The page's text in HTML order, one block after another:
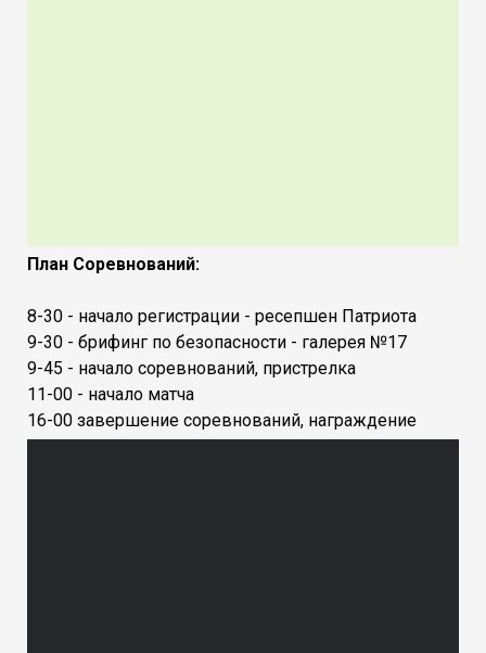
План Соревнований:
8-30 - начало регистрации - ресепшен Патриота
9-30 - брифинг по безопасности - галерея №17
9-45 - начало соревнований, пристрелка
11-00 - начало матча
16-00 завершение соревнований, награждение